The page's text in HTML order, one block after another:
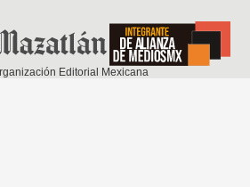
Editorial Mexicana